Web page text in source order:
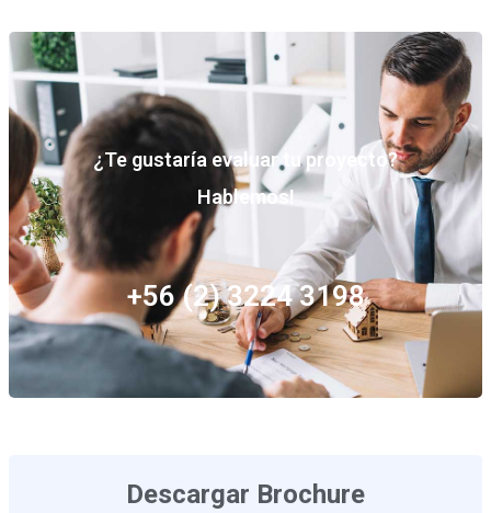
¿Te gustaría evaluar tu proyecto?
Hablemos!
+56 (2) 3224 3198
Descargar Brochure